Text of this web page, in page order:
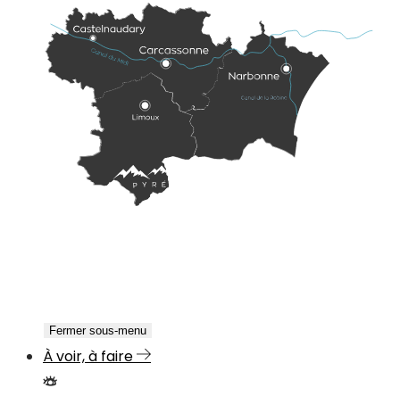
Fermer sous-menu
À voir, à faire